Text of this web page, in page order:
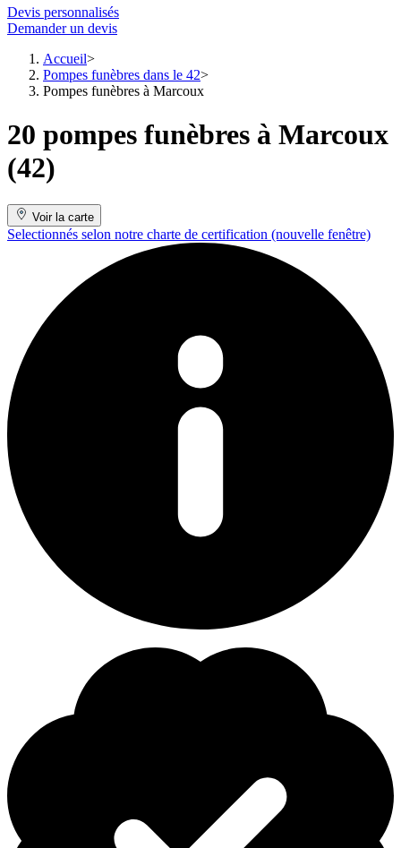
Devis personnalisés
Demander un devis
Accueil
Pompes funèbres dans le 42
Pompes funèbres à Marcoux
20 pompes funèbres à Marcoux
(42)
Voir la carte
Selectionnés selon notre charte de certification (nouvelle fenêtre)